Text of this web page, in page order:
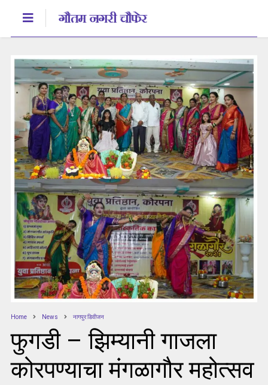
Home News नागपुर डिवीजन
फुगडी – झिम्यानी गाजला
कोरपण्याचा मंगळागौर महोत्सव